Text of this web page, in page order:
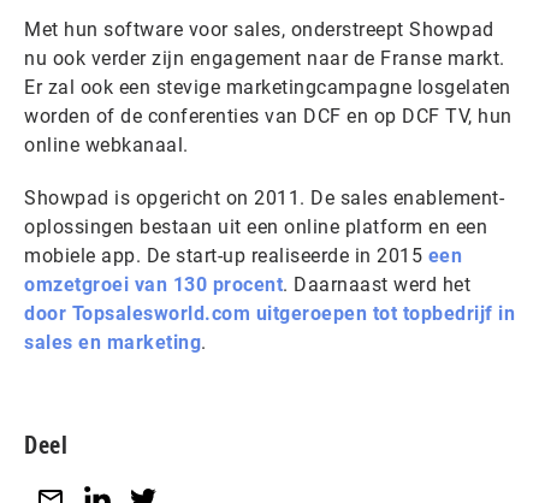
Met hun software voor sales, onderstreept Showpad
nu ook verder zijn engagement naar de Franse markt.
Er zal ook een stevige marketingcampagne losgelaten
worden of de conferenties van DCF en op DCF TV, hun
online webkanaal.
Showpad is opgericht on 2011. De sales enablement-
oplossingen bestaan uit een online platform en een
mobiele app. De start-up realiseerde in 2015 een
omzetgroei van 130 procent. Daarnaast werd het
door Topsalesworld.com uitgeroepen tot topbedrijf in
sales en marketing.
Deel